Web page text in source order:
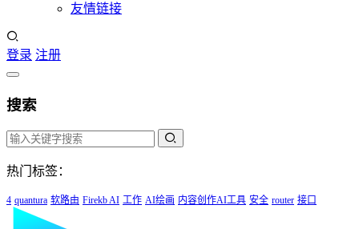
友情链接
登录 注册
搜索
热门标签：
4 quantura 软路由 Firekb AI 工作 AI绘画 内容创作AI工具 安全 router 接口